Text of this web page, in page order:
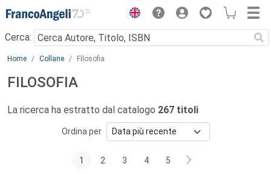
Menu
Cerca:
Main content
Home Collane Filosofia
FILOSOFIA
La ricerca ha estratto dal catalogo 267 titoli
Ordina per
1 2 3 4 5